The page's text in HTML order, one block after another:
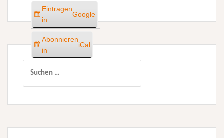
Eintragen
in
Google
Abonnieren
in
iCal